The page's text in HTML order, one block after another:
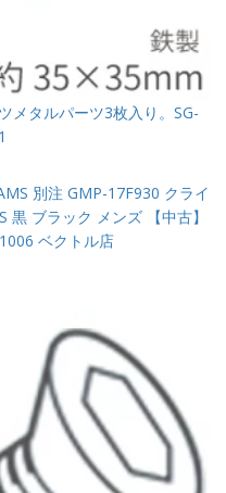
メタルパーツ3枚入り。SG-
別注 GMP-17F930 クライ
黒 ブラック メンズ 【中古】
ベクトル店